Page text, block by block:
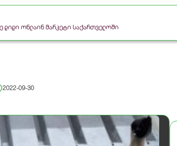
დიდი ონლაინ მარკეტი საქართველოში
2022-09-30